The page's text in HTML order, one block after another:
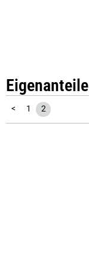
Eigenanteile
< 1 2